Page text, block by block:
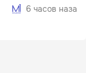
6 часов назад